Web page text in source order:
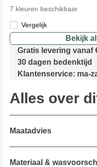
7 kleuren beschikbaar
Vergelijk
Bekijk
Gratis levering vanaf
30 dagen bedenktijd
Klantenservice: ma-
Alles over
Maatadvies
Materiaal &